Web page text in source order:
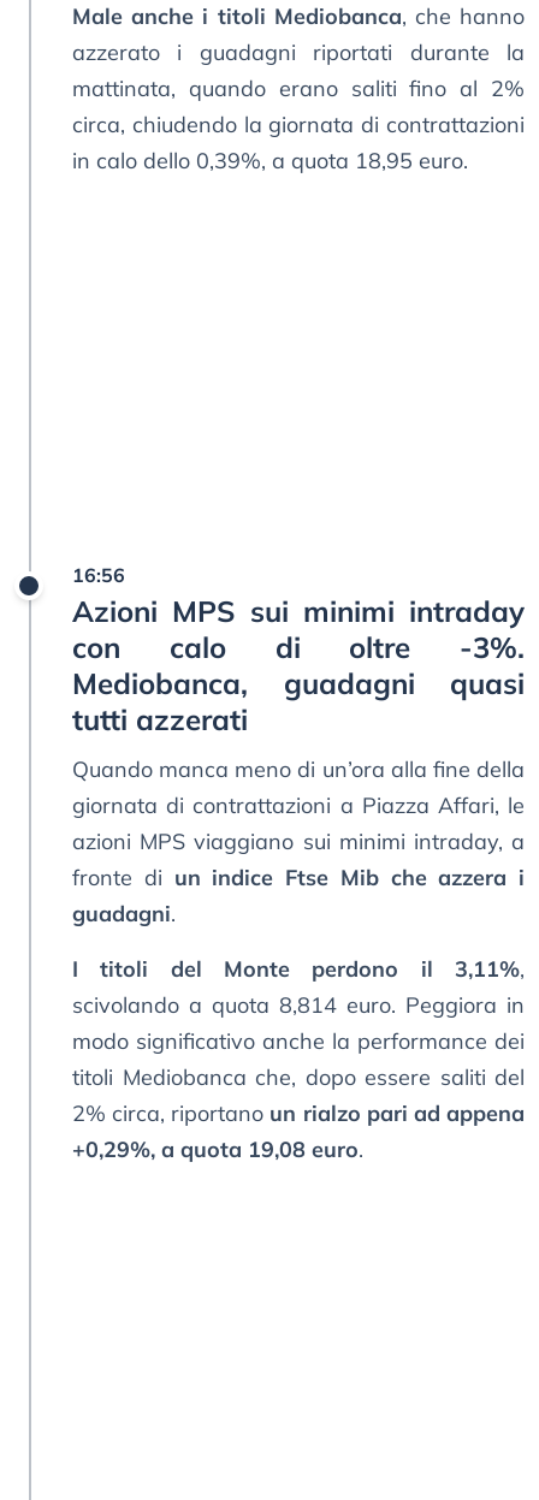
Male anche i titoli Mediobanca, che hanno
azzerato i guadagni riportati durante la
mattinata, quando erano saliti fino al 2%
circa, chiudendo la giornata di contrattazioni
in calo dello 0,39%, a quota 18,95 euro.
16:56
Azioni MPS sui minimi intraday
con calo di oltre -3%.
Mediobanca, guadagni quasi
tutti azzerati
Quando manca meno di un’ora alla fine della
giornata di contrattazioni a Piazza Affari, le
azioni MPS viaggiano sui minimi intraday, a
fronte di un indice Ftse Mib che azzera i
guadagni.
I titoli del Monte perdono il 3,11%,
scivolando a quota 8,814 euro. Peggiora in
modo significativo anche la performance dei
titoli Mediobanca che, dopo essere saliti del
2% circa, riportano un rialzo pari ad appena
+0,29%, a quota 19,08 euro.